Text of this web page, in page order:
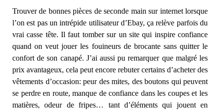
Trouver de bonnes pièces de seconde main sur internet lorsque
l’on est pas un intrépide utilisateur d’Ebay, ça relève parfois du
vrai casse tête. Il faut tomber sur un site qui inspire confiance
quand on veut jouer les fouineurs de brocante sans quitter le
confort de son canapé. J’ai aussi pu remarquer que malgré les
prix avantageux, cela peut encore rebuter certains d’acheter des
vêtements d’occasion: peur des mites, des boutons qui peuvent
se perdre en route, manque de confiance dans les coupes et les
matières, odeur de fripes… tant d’éléments qui jouent en